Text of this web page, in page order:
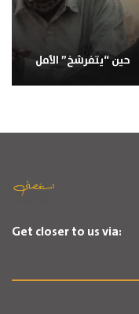
حين “يتفرشخ” الأمل
Get closer to us via: